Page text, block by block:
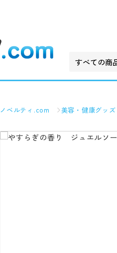
ノベルティ.com 美容・健康グッズ